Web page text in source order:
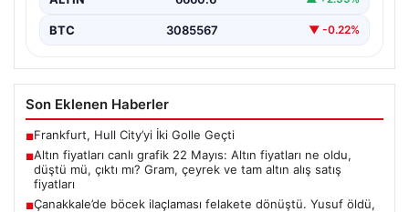
BTC 3085567 ▼ -0.22%
Son Eklenen Haberler
■Frankfurt, Hull City’yi İki Golle Geçti
■Altın fiyatları canlı grafik 22 Mayıs: Altın fiyatları ne oldu,
düştü mü, çıktı mı? Gram, çeyrek ve tam altın alış satış
fiyatları
■Çanakkale’de böcek ilaçlaması felakete dönüştü. Yusuf öldü,